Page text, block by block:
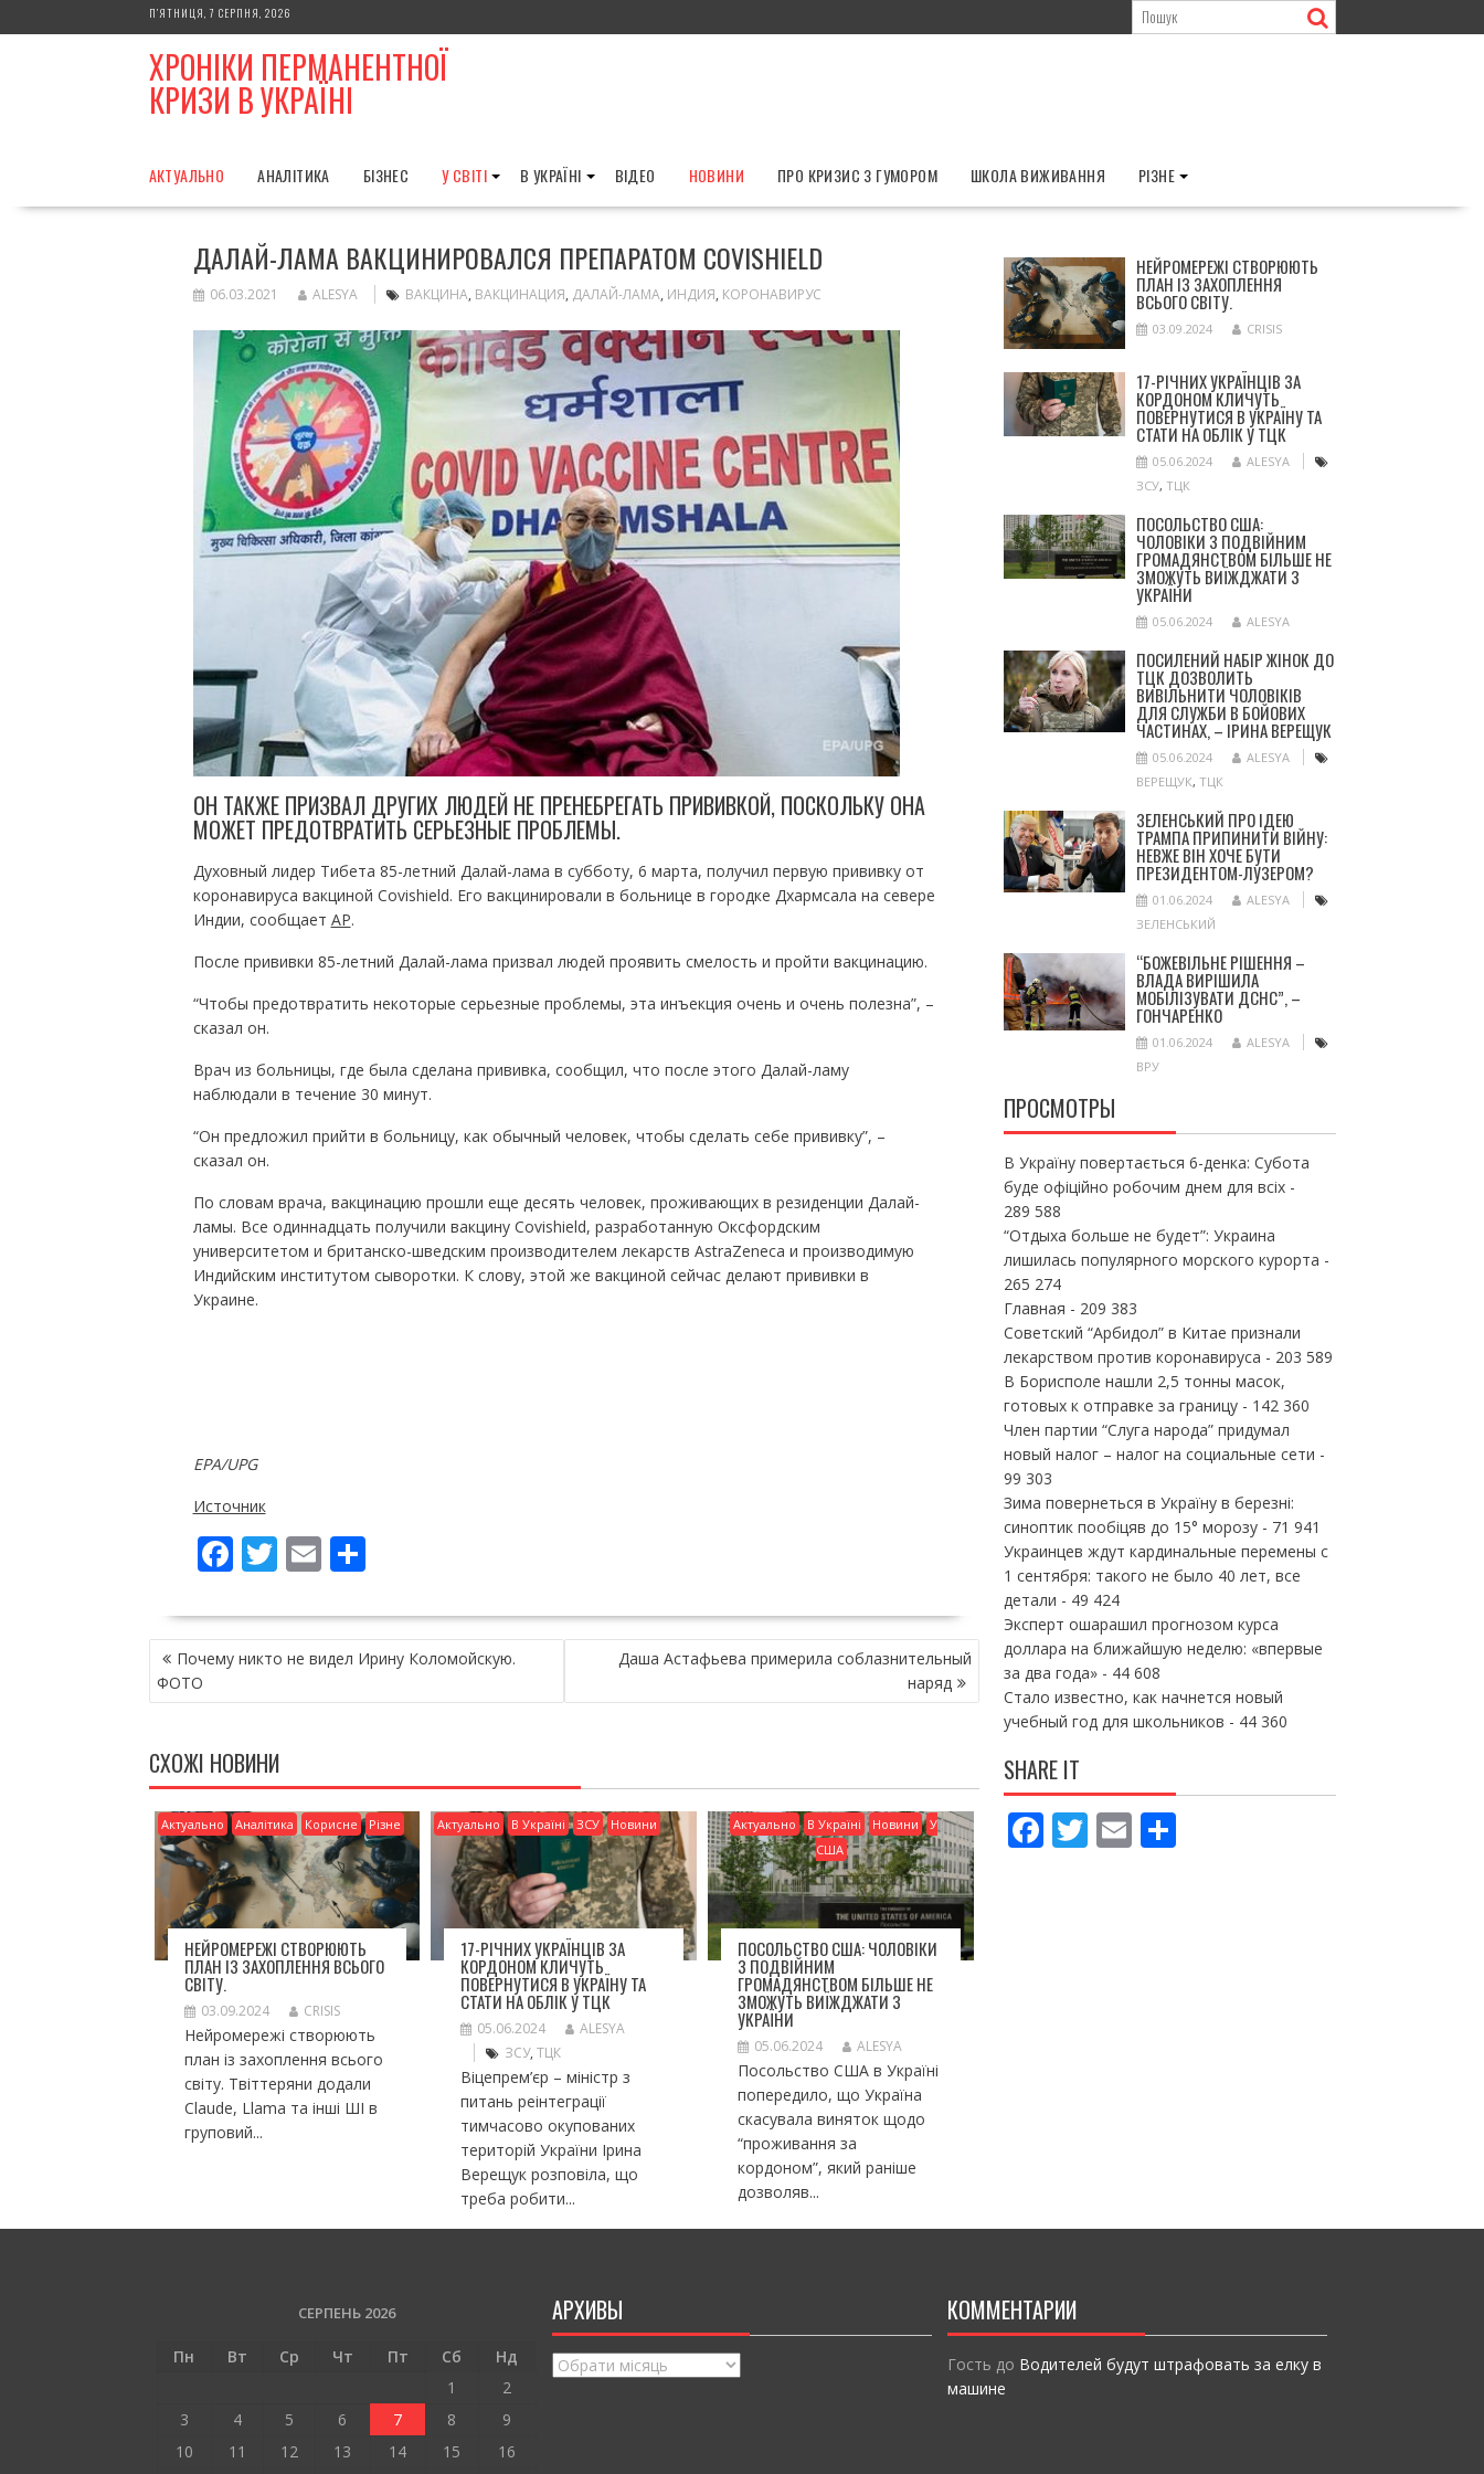
to
П’ЯТНИЦЯ, 7 СЕРПНЯ, 2026
ХРОНІКИ ПЕРМАНЕНТНОЇ
КРИЗИ В УКРАЇНІ
АКТУАЛЬНО АНАЛІТИКА БІЗНЕС У СВІТІ В УКРАЇНІ ВІДЕО НОВИНИ ПРО КРИЗИС З ГУМОРОМ ШКОЛА ВИЖИВАННЯ РІЗНЕ
ДАЛАЙ-ЛАМА ВАКЦИНИРОВАЛСЯ ПРЕПАРАТОМ COVISHIELD
06.03.2021 ALESYA ВАКЦИНА, ВАКЦИНАЦИЯ, ДАЛАЙ-ЛАМА, ИНДИЯ, КОРОНАВИРУС
ОН ТАКЖЕ ПРИЗВАЛ ДРУГИХ ЛЮДЕЙ НЕ ПРЕНЕБРЕГАТЬ ПРИВИВКОЙ, ПОСКОЛЬКУ ОНА
МОЖЕТ ПРЕДОТВРАТИТЬ СЕРЬЕЗНЫЕ ПРОБЛЕМЫ.
Духовный лидер Тибета 85-летний Далай-лама в субботу, 6 марта, получил первую прививку от
коронавируса вакциной Covishield. Его вакцинировали в больнице в городке Дхармсала на севере
Индии, сообщает AP.
После прививки 85-летний Далай-лама призвал людей проявить смелость и пройти вакцинацию.
“Чтобы предотвратить некоторые серьезные проблемы, эта инъекция очень и очень полезна”, –
сказал он.
Врач из больницы, где была сделана прививка, сообщил, что после этого Далай-ламу
наблюдали в течение 30 минут.
“Он предложил прийти в больницу, как обычный человек, чтобы сделать себе прививку”, –
сказал он.
По словам врача, вакцинацию прошли еще десять человек, проживающих в резиденции Далай-
ламы. Все одиннадцать получили вакцину Covishield, разработанную Оксфордским
университетом и британско-шведским производителем лекарств AstraZeneca и производимую
Индийским институтом сыворотки. К слову, этой же вакциной сейчас делают прививки в
Украине.
EPA/UPG
Источник
F
e
b
o
k
T
itt
er
E
ai
l
П
ді
л
и
ся
НАВІГАЦІЯ
ЗАПИСІВ
Почему никто не видел Ирину Коломойскую.
ФОТО
Даша Астафьева примерила соблазнительный
наряд
СХОЖІ НОВИНИ
Актуально Аналітика Корисне Різне
НЕЙРОМЕРЕЖІ СТВОРЮЮТЬ
ПЛАН ІЗ ЗАХОПЛЕННЯ ВСЬОГО
СВІТУ.
03.09.2024 CRISIS
Нейромережі створюють
план із захоплення всього
світу. Твіттеряни додали
Claude, Llama та інші ШІ в
груповий...
Актуально В Україні ЗСУ Новини
17-РІЧНИХ УКРАЇНЦІВ ЗА
КОРДОНОМ КЛИЧУТЬ
ПОВЕРНУТИСЯ В УКРАЇНУ ТА
СТАТИ НА ОБЛІК У ТЦК
05.06.2024
ALESYA
ЗСУ,ТЦК
Віцепрем’єр – міністр з
питань реінтеграції
тимчасово окупованих
територій України Ірина
Верещук розповіла, що
треба робити...
Актуально В Україні Новини
У
США
ПОСОЛЬСТВО США: ЧОЛОВІКИ
З ПОДВІЙНИМ
ГРОМАДЯНСТВОМ БІЛЬШЕ НЕ
ЗМОЖУТЬ ВИЇЖДЖАТИ З
УКРАЇНИ
05.06.2024 ALESYA
Посольство США в Україні
попередило, що Україна
скасувала виняток щодо
“проживання за
кордоном”, який раніше
дозволяв...
НЕЙРОМЕРЕЖІ СТВОРЮЮТЬ
ПЛАН ІЗ ЗАХОПЛЕННЯ
ВСЬОГО СВІТУ.
03.09.2024 CRISIS
17-РІЧНИХ УКРАЇНЦІВ ЗА
КОРДОНОМ КЛИЧУТЬ
ПОВЕРНУТИСЯ В УКРАЇНУ ТА
СТАТИ НА ОБЛІК У ТЦК
05.06.2024
ALESYA
ЗСУ, ТЦК
ПОСОЛЬСТВО США:
ЧОЛОВІКИ З ПОДВІЙНИМ
ГРОМАДЯНСТВОМ БІЛЬШЕ НЕ
ЗМОЖУТЬ ВИЇЖДЖАТИ З
УКРАЇНИ
05.06.2024 ALESYA
ПОСИЛЕНИЙ НАБІР ЖІНОК ДО
ТЦК ДОЗВОЛИТЬ
ВИВІЛЬНИТИ ЧОЛОВІКІВ
ДЛЯ СЛУЖБИ В БОЙОВИХ
ЧАСТИНАХ, – ІРИНА ВЕРЕЩУК
05.06.2024
ALESYA
ВЕРЕЩУК, ТЦК
ЗЕЛЕНСЬКИЙ ПРО ІДЕЮ
ТРАМПА ПРИПИНИТИ ВІЙНУ:
НЕВЖЕ ВІН ХОЧЕ БУТИ
ПРЕЗИДЕНТОМ-ЛУЗЕРОМ?
01.06.2024
ALESYA
ЗЕЛЕНСЬКИЙ
“БОЖЕВІЛЬНЕ РІШЕННЯ –
ВЛАДА ВИРІШИЛА
МОБІЛІЗУВАТИ ДСНС”, –
ГОНЧАРЕНКО
01.06.2024
ALESYA
ВРУ
ПРОСМОТРЫ
В Україну повертається 6-денка: Субота
буде офіційно робочим днем для всіх-
289 588
“Отдыха больше не будет”: Украина
лишилась популярного морского курорта -
265 274
Главная - 209 383
Советский “Арбидол” в Китае признали
лекарством против коронавируса - 203 589
В Борисполе нашли 2,5 тонны масок,
готовых к отправке за границу- 142 360
Член партии “Слуга народа” придумал
новый налог – налог на социальные сети -
99 303
Зима повернеться в Україну в березні:
синоптик пообіцяв до 15° морозу- 71 941
Украинцев ждут кардинальные перемены с
1 сентября: такого не было 40 лет, все
детали - 49 424
Эксперт ошарашил прогнозом курса
доллара на ближайшую неделю: «впервые
за два года»- 44 608
Стало известно, как начнется новый
учебный год для школьников - 44 360
SHARE IT
F T E П
СЕРПЕНЬ 2026
Пн Вт Ср Чт Пт Сб
Нд
1
2
3
4 5 6 7 8
9
10
11 12 13 14 15
16
АРХИВЫ
Архивы
КОММЕНТАРИИ
Гость до Водителей будут штрафовать за елку в
машине